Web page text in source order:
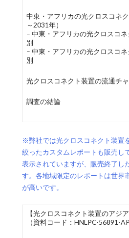
中東・アフリカの光クロスコネ
～2031年）
– 中東・アフリカの光クロスコ
別
– 中東・アフリカの光クロスコ
別
光クロスコネクト装置の流通チ
調査の結論
※弊社では光クロスコネクト装置
絞ったカスタムレポートも販売し
表示されていますが、販売終了し
す。各地域限定のレポートは世界
が高いです。
【光クロスコネクト装置のアジ
（資料コード：HNLPC-56891-AP